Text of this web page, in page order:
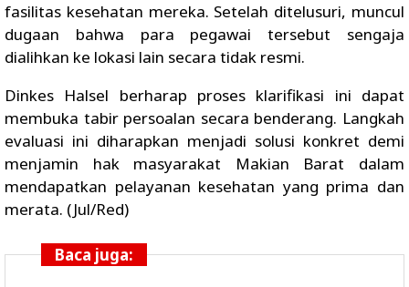
fasilitas kesehatan mereka. Setelah ditelusuri, muncul
dugaan bahwa para pegawai tersebut sengaja
dialihkan ke lokasi lain secara tidak resmi.
Dinkes Halsel berharap proses klarifikasi ini dapat
membuka tabir persoalan secara benderang. Langkah
evaluasi ini diharapkan menjadi solusi konkret demi
menjamin hak masyarakat Makian Barat dalam
mendapatkan pelayanan kesehatan yang prima dan
merata. (Jul/Red)
Baca juga: